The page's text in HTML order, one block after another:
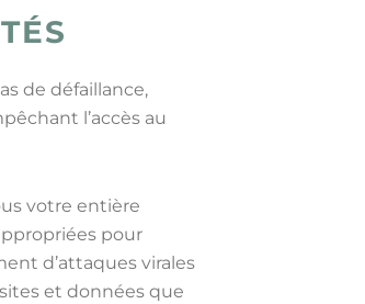
de défaillance,
l’accès au
votre entière
pour
d’attaques virales
et données que